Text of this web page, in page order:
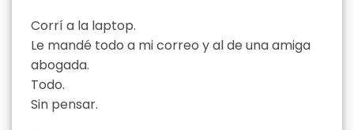
Corrí a la laptop.
Le mandé todo a mi correo y al de una amiga
abogada.
Todo.
Sin pensar.